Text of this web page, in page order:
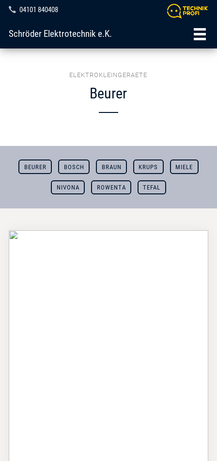
04101 840408
Schröder Elektrotechnik e.K.
ELEKTROKLEINGERAETE
Beurer
BEURER BOSCH BRAUN KRUPS MIELE
NIVONA ROWENTA TEFAL